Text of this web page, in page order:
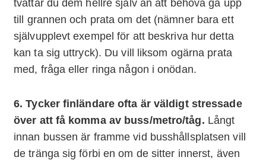
tvättar du dem hellre själv än att behöva gå upp
till grannen och prata om det (nämner bara ett
självupplevt exempel för att beskriva hur detta
kan ta sig uttryck). Du vill liksom ogärna prata
med, fråga eller ringa någon i onödan.
6. Tycker finländare ofta är väldigt stressade
över att få komma av buss/metro/tåg. Långt
innan bussen är framme vid busshållsplatsen vill
de tränga sig förbi en om de sitter innerst, även